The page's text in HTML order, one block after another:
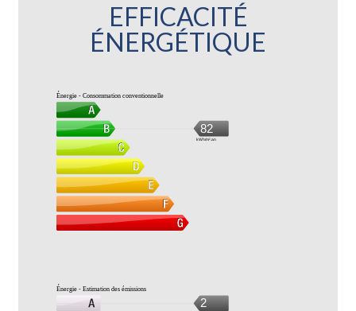
EFFICACITÉ
ÉNERGÉTIQUE
Énergie - Consommation conventionnelle
82
kWh/m².an
Énergie - Estimation des émissions
2